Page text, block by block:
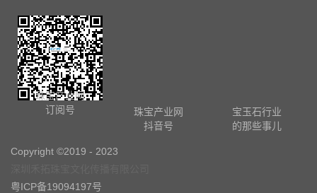
Copyright ©2019 - 2023
深圳禾拓珠宝文化传播有限公司
粤ICP备19094197号
网站地图 关于珠宝产业网